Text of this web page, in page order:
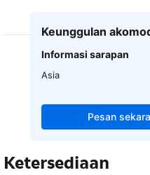
Keunggulan
Informasi sarapan
Asia
Pesan
Ketersediaan